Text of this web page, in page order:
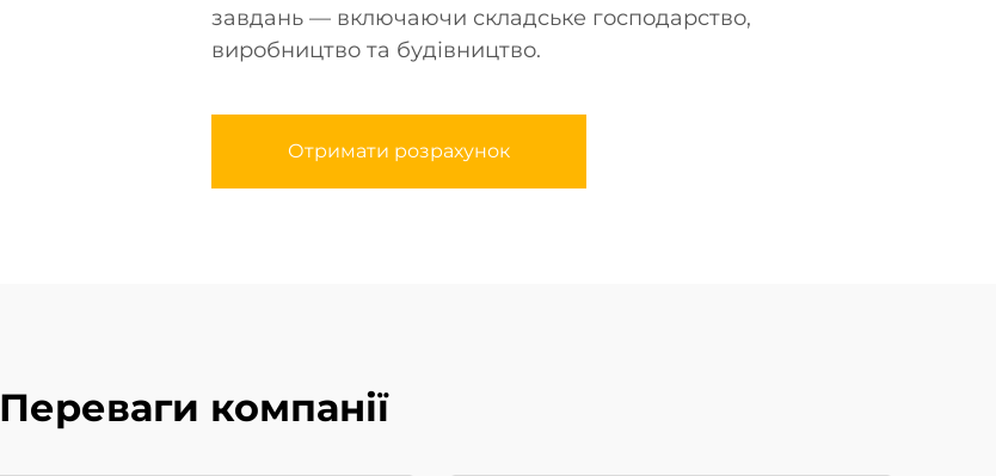
завдань — включаючи складське господарство,
виробництво та будівництво.
Отримати розрахунок
Переваги компанії